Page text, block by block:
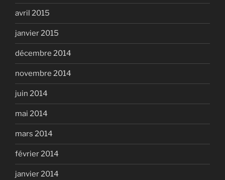
avril 2015
janvier 2015
décembre 2014
novembre 2014
juin 2014
mai 2014
mars 2014
février 2014
janvier 2014